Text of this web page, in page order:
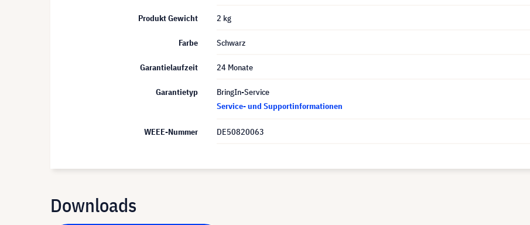
Produkt Gewicht 2 kg
Farbe Schwarz
Garantielaufzeit 24 Monate
Garantietyp
BringIn-Service
Service- und Supportinformationen
WEEE-Nummer DE50820063
Downloads